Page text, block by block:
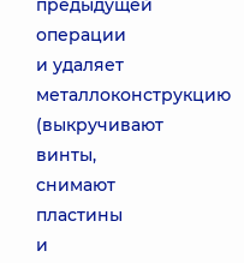
предыдущей
операции
и удаляет
металлоконструкцию
(выкручивают
винты,
снимают
пластины
и